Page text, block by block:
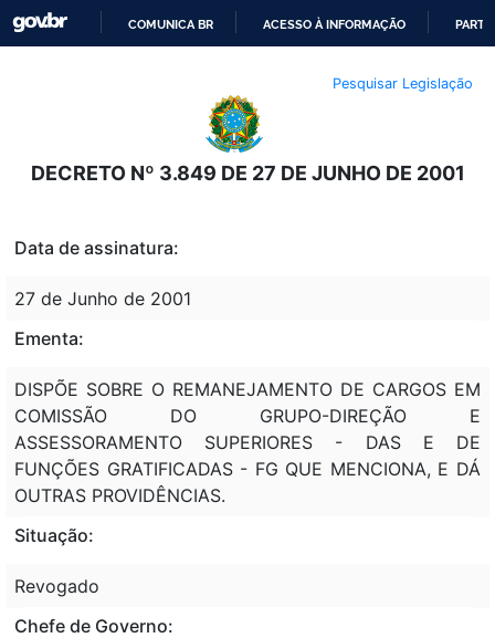
O
CONTEÚDO
COMUNICA BR ACESSO À INFORMAÇÃO
Pesquisar Legislação
DECRETO Nº 3.849 DE 27 DE JUNHO DE 2001
Data de assinatura:
27 de Junho de 2001
Ementa:
DISPÕE SOBRE O REMANEJAMENTO DE CARGOS EM
COMISSÃO DO GRUPO-DIREÇÃO E
ASSESSORAMENTO SUPERIORES - DAS E DE
FUNÇÕES GRATIFICADAS - FG QUE MENCIONA, E DÁ
OUTRAS PROVIDÊNCIAS.
Situação:
Revogado
Chefe de Governo: